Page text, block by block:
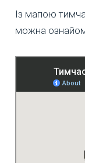
Із мапою
можна